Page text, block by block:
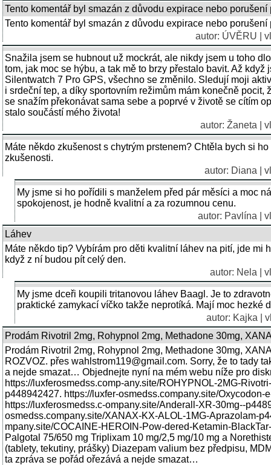
Tento komentář byl smazán z důvodu expirace nebo
Tento komentář byl smazán z důvodu expirace nebo
autor: ÚVĚRU |
Snažila jsem se hubnout už mockrát, ale nikdy jsem u toho
tom, jak moc se hýbu, a tak mě to brzy přestalo bavit. Až
Silentwatch 7 Pro GPS, všechno se změnilo. Sledují moji
i srdeční tep, a díky sportovním režimům mám konečně
se snažím překonávat sama sebe a poprvé v životě se cítím
stalo součástí mého života!
autor: Žaneta |
Máte někdo zkušenost s chytrým prstenem? Chtěla bych si
zkušenosti.
autor: Diana |
My jsme si ho pořídili s manželem před pár měsíci a moc
spokojenost, je hodně kvalitní a za rozumnou cenu.
autor: Pavlína |
Láhev
Máte někdo tip? Vybírám pro děti kvalitní láhev na pití, jde mi
když z ní budou pít celý den.
autor: Nela |
My jsme dceři koupili tritanovou láhev Baagl. Je to
praktické zamykací víčko takže neprotíká. Mají moc hezké
autor: Kajka |
Prodám Rivotril 2mg, Rohypnol 2mg, Methadone 30mg,
Prodám Rivotril 2mg, Rohypnol 2mg, Methadone 30mg,
ROZVOZ. přes wahlstrom119@gmail.com. Sorry, že to tady
a nejde smazat… Objednejte nyní na mém webu níže pro
https://luxferosmedss.comp-any.site/ROHYPNOL-2MG-
p448942427. https://luxfer-osmedss.company.site/
https://luxferosmedss.c-ompany.site/Anderall-XR-30mg--
osmedss.company.site/XANAX-KX-ALOL-1MG-Aprazolam-
mpany.site/COCAINE-HEROIN-Pow-dered-Ketamin-
Palgotal 75/650 mg Triplixam 10 mg/2,5 mg/10 mg a
(tablety, tekutiny, prášky) Diazepam valium bez předpisu,
ta zpráva se pořád ořezává a nejde smazat…